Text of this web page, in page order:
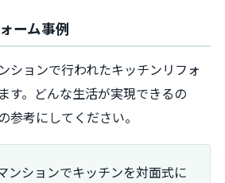
ーム事例
ションで行われたキッチンリフォ
す。どんな生活が実現できるの
参考にしてください。
ンションでキッチンを対面式に